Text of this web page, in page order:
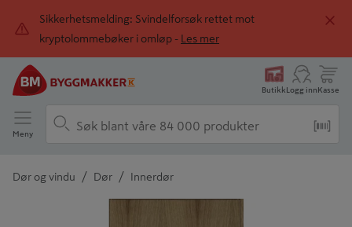
Sikkerhetsmelding: Svindelforsøk rettet mot
kryptolommebøker i omløp -
Les mer
ButikkLogg innKasse
Meny
Dør og vindu / Dør / Innerdør